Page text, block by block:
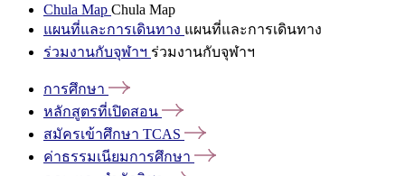
Chula Map Chula Map
แผนที่และการเดินทาง แผนที่และการเดินทาง
ร่วมงานกับจุฬาฯ ร่วมงานกับจุฬาฯ
การศึกษา
หลักสูตรที่เปิดสอน
สมัครเข้าศึกษา TCAS
ค่าธรรมเนียมการศึกษา